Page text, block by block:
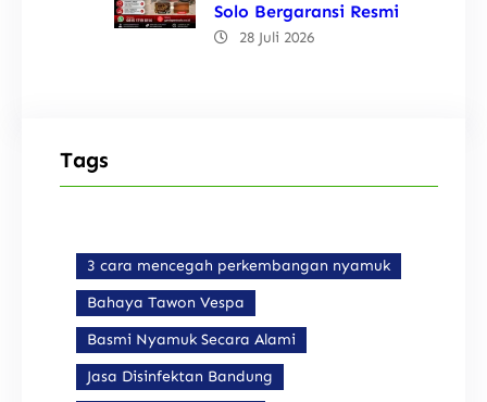
Solo Bergaransi Resmi
28 Juli 2026
Tags
3 cara mencegah perkembangan nyamuk
Bahaya Tawon Vespa
Basmi Nyamuk Secara Alami
Jasa Disinfektan Bandung